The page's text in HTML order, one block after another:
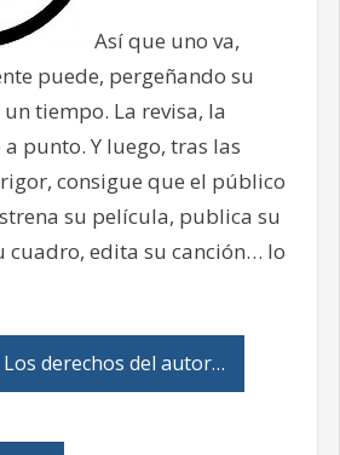
Así que uno va,
puede, pergeñando su
tiempo. La revisa, la
punto. Y luego, tras las
consigue que el público
su película, publica su
cuadro, edita su canción… lo
derechos del autor…